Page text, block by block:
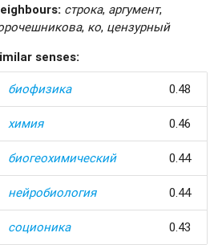
строка, аргумент,
, ко, цензурный
senses:
биофизика 0.48
химия 0.46
биогеохимический 0.44
нейробиология 0.44
соционика 0.43